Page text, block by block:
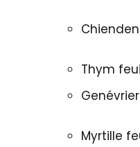
Thym
Myrtille